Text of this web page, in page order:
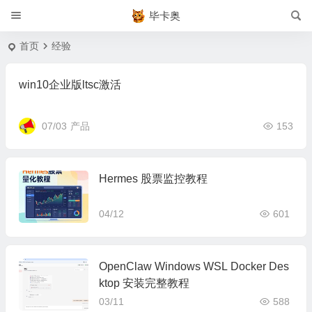
毕卡奥
首页 经验
win10企业版ltsc激活
07/03 产品 153
Hermes 股票监控教程
04/12 601
OpenClaw Windows WSL Docker Des
ktop 安装完整教程
03/11 588